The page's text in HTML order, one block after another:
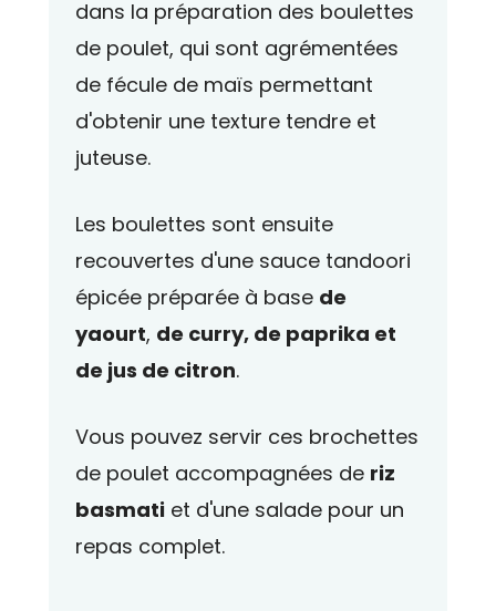
dans la préparation des boulettes
de poulet, qui sont agrémentées
de fécule de maïs permettant
d'obtenir une texture tendre et
juteuse.
Les boulettes sont ensuite
recouvertes d'une sauce tandoori
épicée préparée à base de
yaourt, de curry, de paprika et
de jus de citron.
Vous pouvez servir ces brochettes
de poulet accompagnées de riz
basmati et d'une salade pour un
repas complet.